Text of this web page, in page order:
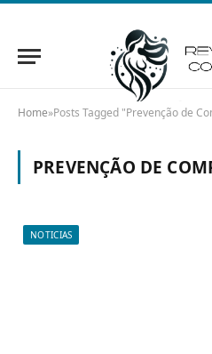
Home»Posts Tagged "Prevenção de
PREVENÇÃO DE
NOTICIAS